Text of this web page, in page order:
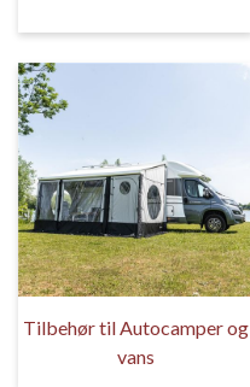
Tilbehør til Autocamper og
vans